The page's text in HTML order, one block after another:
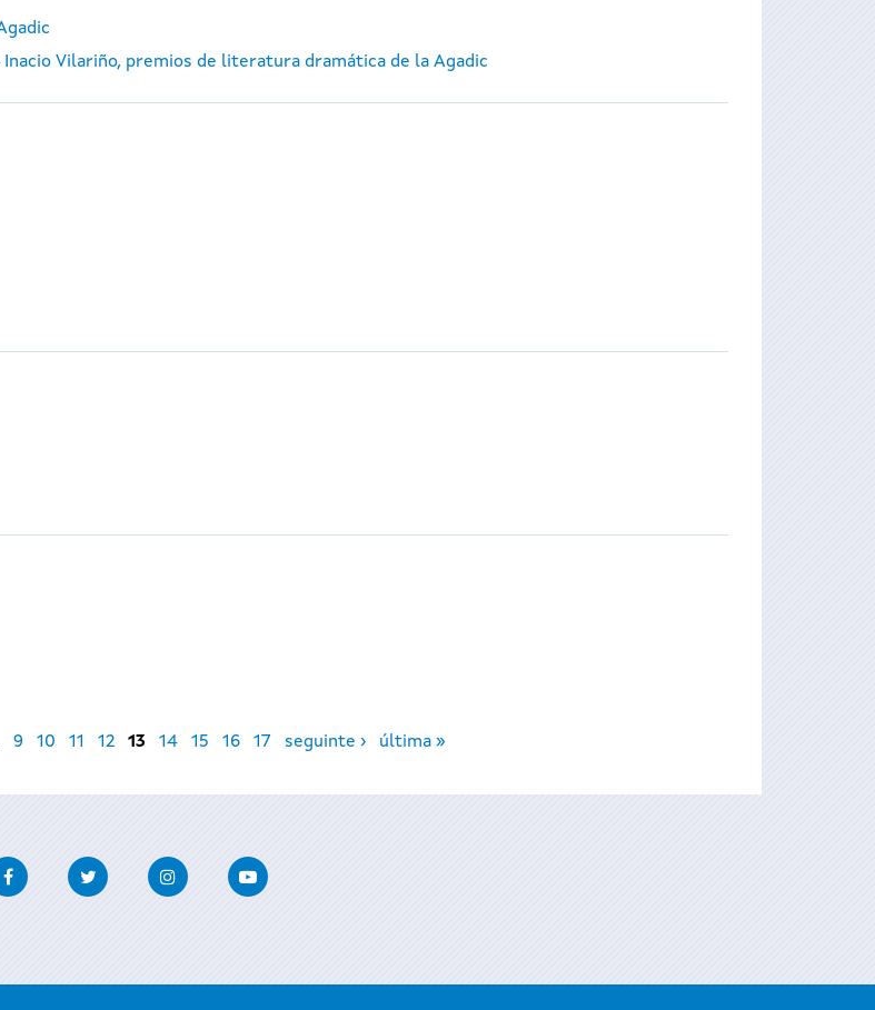
Vilariño, premios de literatura dramática de la Agadic
9 10 11 12 13 14 15 16 17 seguinte › última »
FacebookTwitter InstagramYoutube